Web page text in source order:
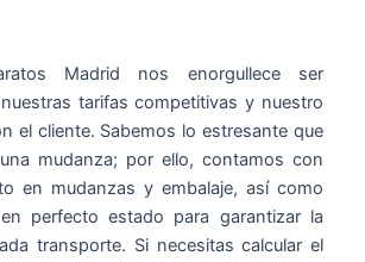
Madrid nos enorgullece ser
tarifas competitivas y nuestro
el cliente. Sabemos lo estresante que
mudanza; por ello, contamos con
en mudanzas y embalaje, así como
perfecto estado para garantizar la
transporte. Si necesitas calcular el